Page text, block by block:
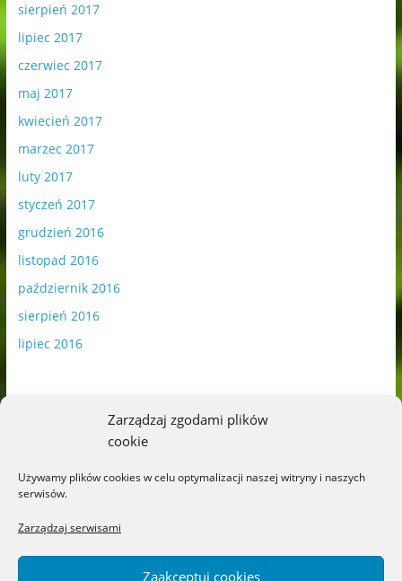
Zarządzaj zgodami plików
cookie
Używamy plików cookies w celu optymalizacji naszej witryny i naszych
serwisów.
Zarządzaj serwisami
Zaakceptuj cookies
sierpień 2017
lipiec 2017
czerwiec 2017
maj 2017
kwiecień 2017
marzec 2017
luty 2017
styczeń 2017
grudzień 2016
listopad 2016
październik 2016
sierpień 2016
lipiec 2016